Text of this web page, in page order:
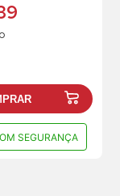
SEGURANÇA